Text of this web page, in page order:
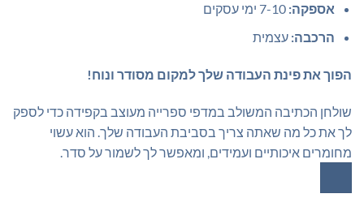
אספקה:
הרכבה: עצמית
הפוך את פינת העבודה שלך למקום מסודר ונוח!
שולחן הכתיבה המשולב במדפי ספרייה מעוצב בקפידה כדי לספק
לך את כל מה שאתה צריך בסביבת העבודה שלך. הוא עשוי
מחומרים איכותיים ועמידים, ומאפשר לך לשמור על סדר.